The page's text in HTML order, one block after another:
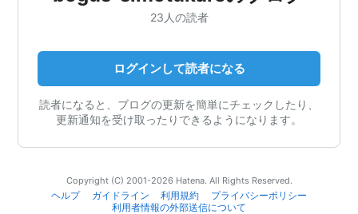
23人の読者
ログインして読者になる
読者になると、ブログの更新を簡単にチェックしたり、
更新通知を受け取ったりできるようになります。
Copyright (C) 2001-2026 Hatena. All Rights Reserved.
ヘルプ
ガイドライン 利用規約
プライバシーポリシー
利用者情報の外部送信について